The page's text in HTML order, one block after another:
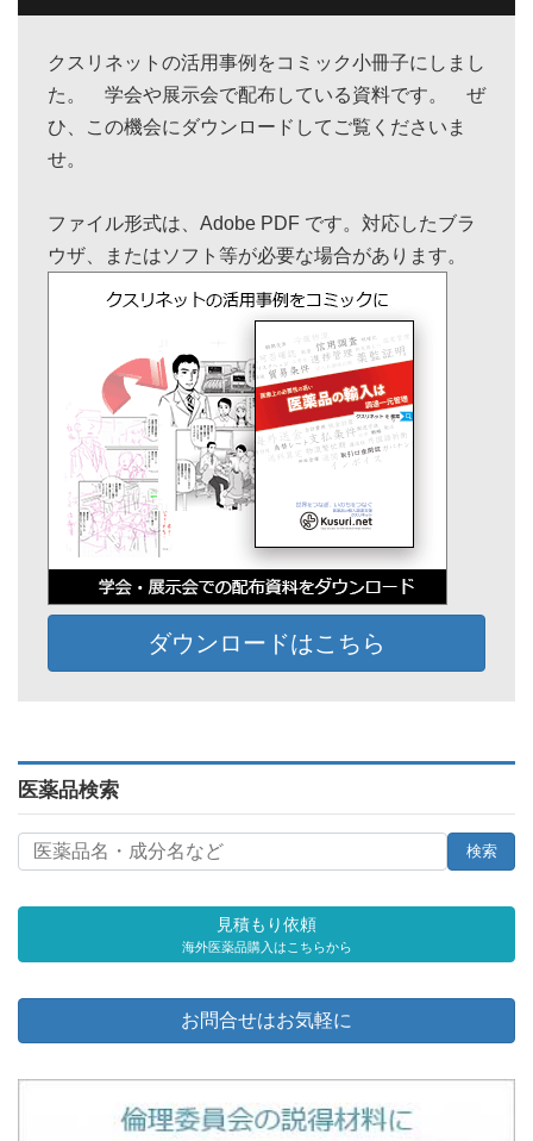
クスリネットの活用事例をコミック小冊子にしまし
た。 学会や展示会で配布している資料です。 ぜ
ひ、この機会にダウンロードしてご覧くださいま
せ。
ファイル形式は、Adobe PDF です。対応したブラ
ウザ、またはソフト等が必要な場合があります。
ダウンロードはこちら
医薬品検索
見積もり依頼
海外医薬品購入はこちらから
お問合せはお気軽に